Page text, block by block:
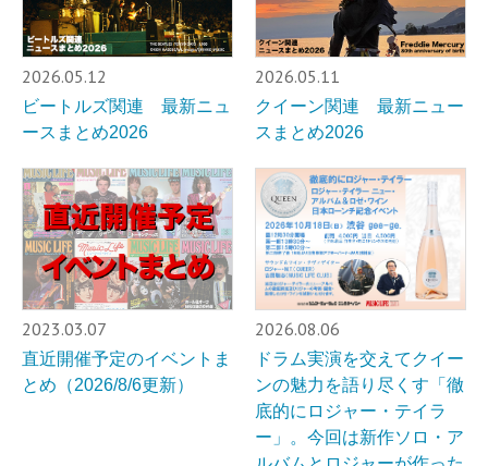
2026.05.12
ビートルズ関連 最新ニュ
ースまとめ2026
2026.05.11
クイーン関連 最新ニュー
スまとめ2026
2023.03.07
直近開催予定のイベントま
とめ（2026/8/6更新）
2026.08.06
ドラム実演を交えてクイー
ンの魅力を語り尽くす「徹
底的にロジャー・テイラ
ー」。今回は新作ソロ・ア